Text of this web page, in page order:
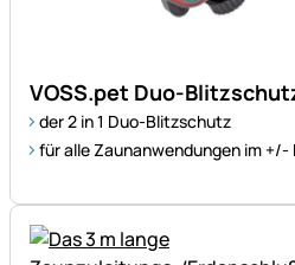
VOSS.pet Duo-
der 2 in 1 Duo-Blitzschutz
für alle Zaunanwendungen im +/-